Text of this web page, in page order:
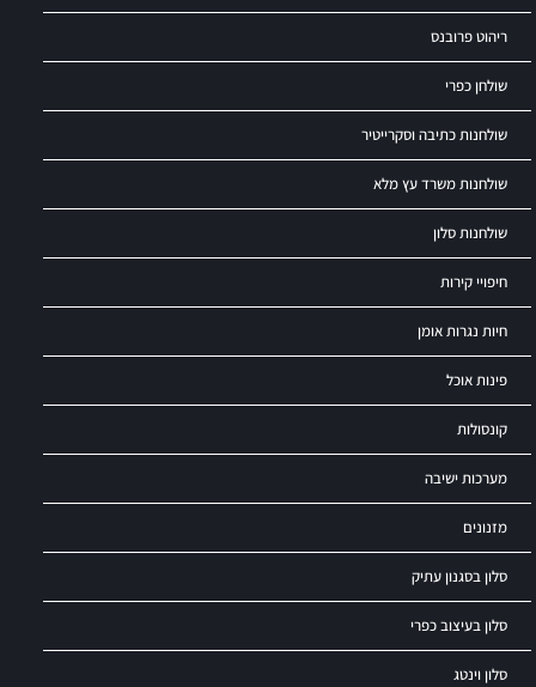
ריהוט פרובנס
שולחן כפרי
שולחנות כתיבה וסקרייטיר
שולחנות משרד עץ מלא
שולחנות סלון
חיפויי קירות
חיות נגרות אומן
פינות אוכל
קונסולות
מערכות ישיבה
מזנונים
סלון בסגנון עתיק
סלון בעיצוב כפרי
סלון וינטג